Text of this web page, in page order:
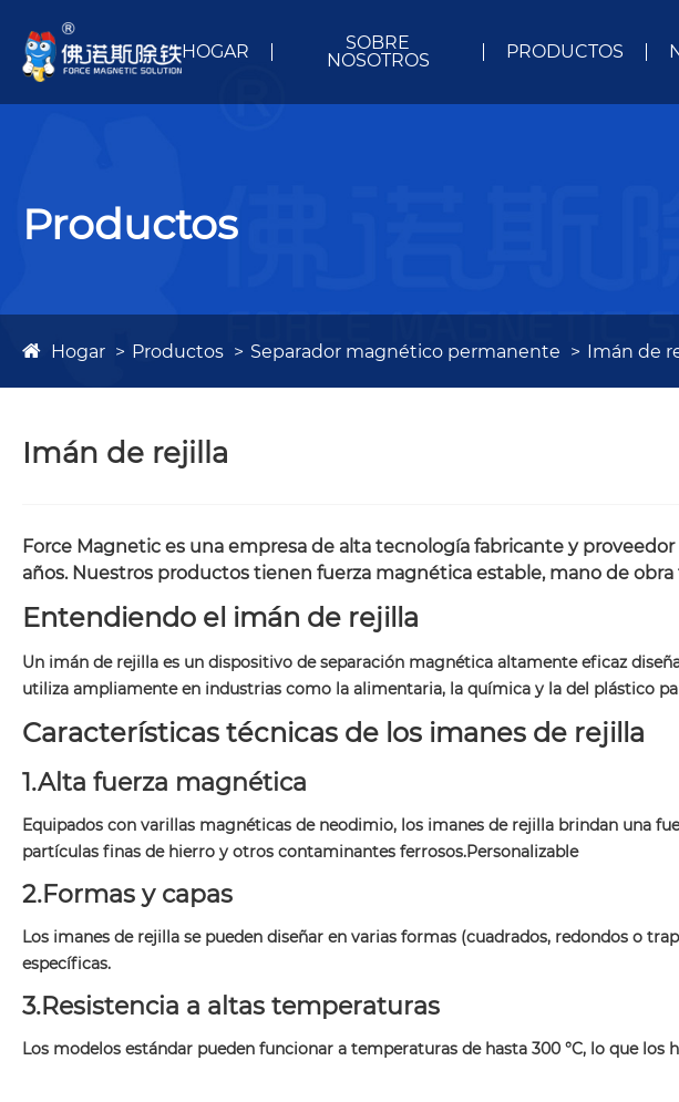
HOGAR
SOBRE
NOSOTROS
PRODUCTOS
Productos
Hogar Productos Separador magnético permanente Imán de
Imán de rejilla
Force Magnetic es una empresa de alta tecnología fabricante y
años. Nuestros productos tienen fuerza magnética estable, mano de
Entendiendo el imán de rejilla
Un imán de rejilla es un dispositivo de separación magnética altamente eficaz
utiliza ampliamente en industrias como la alimentaria, la química y la del plástico
Características técnicas de los imanes de rejilla
1.Alta fuerza magnética
Equipados con varillas magnéticas de neodimio, los imanes de rejilla brindan una
partículas finas de hierro y otros contaminantes ferrosos.Personalizable
2.Formas y capas
Los imanes de rejilla se pueden diseñar en varias formas (cuadrados, redondos o
específicas.
3.Resistencia a altas temperaturas
Los modelos estándar pueden funcionar a temperaturas de hasta 300 °C, lo que